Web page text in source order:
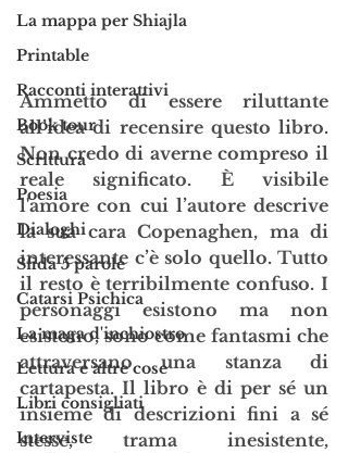
La mappa per Shiajla
Printable
Racconti interattivi
Book tour
Scrittura
Poesia
Dialoghi
Sfida 5 parole
Catarsi Psichica
La maga d'inchiostro
Lettura e altre cose
Libri consigliati
Interviste
Ammetto di essere riluttante
all’idea di recensire questo libro.
Non credo di averne compreso il
reale significato. È visibile
l'amore con cui l’autore descrive
la sua cara Copenaghen, ma di
interessante c’è solo quello. Tutto
il resto è terribilmente confuso. I
personaggi esistono ma non
esistono, sono come fantasmi che
attraversano una stanza di
cartapesta. Il libro è di per sé un
insieme di descrizioni fini a sé
stesse, trama inesistente,